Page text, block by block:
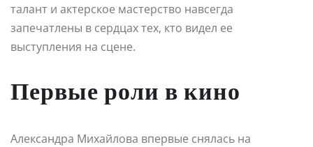
талант и актерское мастерство навсегда
запечатлены в сердцах тех, кто видел ее
выступления на сцене.
Первые роли в кино
Александра Михайлова впервые снялась на